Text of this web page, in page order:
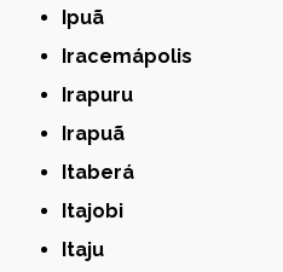
Ipuã
Iracemápolis
Irapuru
Irapuã
Itaberá
Itajobi
Itaju